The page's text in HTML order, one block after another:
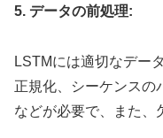
5. データの前処理:
LSTMには適切なデー
正規化、シーケンスの
などが必要で、また、